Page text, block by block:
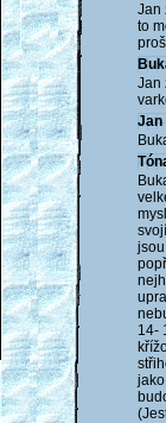
Jan
to
Jan
Jan
14-